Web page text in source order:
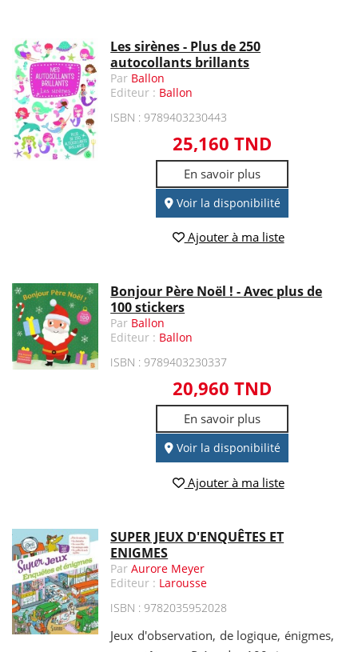
Les sirènes - Plus de 250
autocollants brillants
Par Ballon
Editeur : Ballon
ISBN : 9789403230443
25,160 TND
En savoir plus
Voir la disponibilité
Ajouter à ma liste
Bonjour Père Noël ! - Avec plus de
100 stickers
Par Ballon
Editeur : Ballon
ISBN : 9789403230337
20,960 TND
En savoir plus
Voir la disponibilité
Ajouter à ma liste
SUPER JEUX D'ENQUÊTES ET
ENIGMES
ParAurore Meyer
Editeur : Larousse
ISBN : 9782035952028
Jeux d'observation, de logique, énigmes,